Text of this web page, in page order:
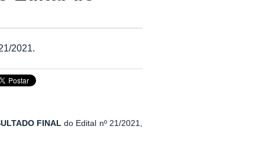
2021.
FINALdo Edital nº 21/2021,